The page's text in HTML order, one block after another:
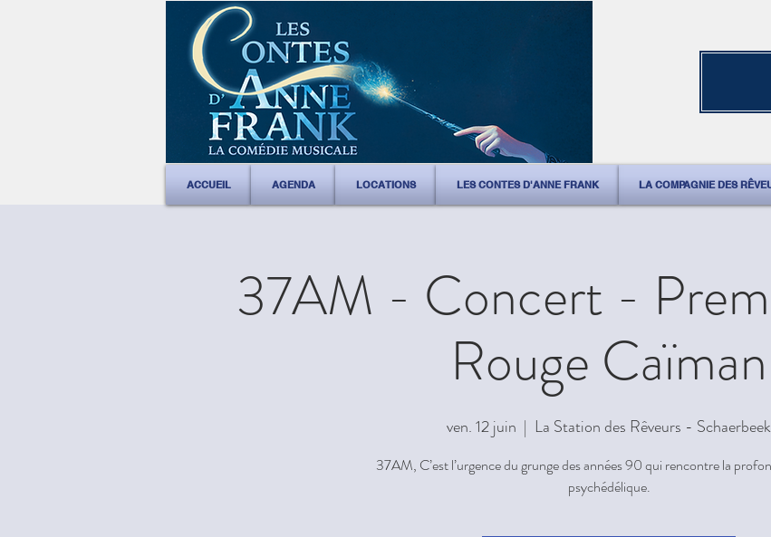
ACCUEIL AGENDA LOCATIONS LES CONTES D'ANNE FRANK LA COMPAGNIE DES
37AM - Concert -
Rouge Caïman
ven. 12 juin
  |
La Station des Rêveurs - Schaerbeek
37AM, C’est l’urgence du grunge des années 90 qui rencontre la
psychédélique.